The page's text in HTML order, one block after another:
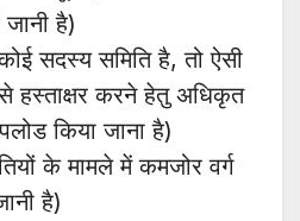
जानी है)
सदस्य समिति है, तो ऐसी
हस्ताक्षर करने हेतु अधिकृत
किया जाना है)
के मामले में कमजोर वर्ग
है)